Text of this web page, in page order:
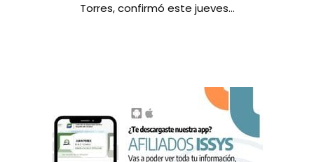
Torres, confirmó este jueves…